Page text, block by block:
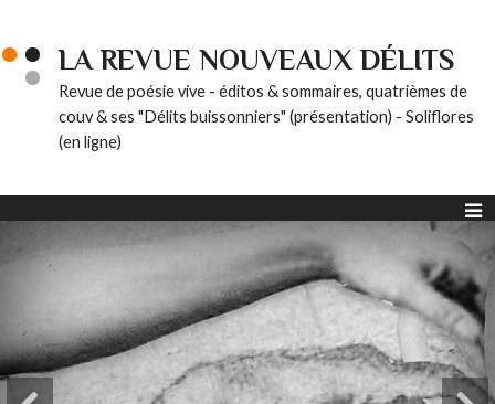
LA REVUE NOUVEAUX DÉLITS
Revue de poésie vive - éditos & sommaires, quatrièmes de
couv & ses "Délits buissonniers" (présentation) - Soliflores
(en ligne)